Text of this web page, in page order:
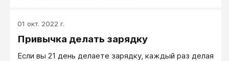
01 окт. 2022 г.
Привычка делать зарядку
Если вы 21 день делаете зарядку, каждый раз делая